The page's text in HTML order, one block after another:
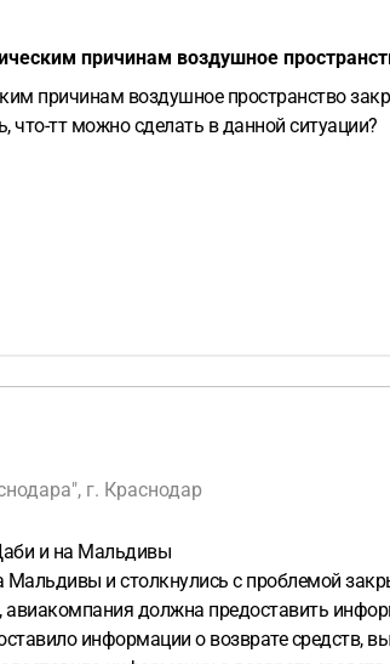
причинам воздушное
причинам воздушное пространство
что-тт можно сделать в данной ситуации?
г. Краснодар
и на Мальдивы
и столкнулись с проблемой
должна предоставить
информации о возврате средств,